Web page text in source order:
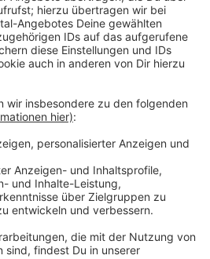
und Singles früher
doch der Megastar steckte
Coronavirus an - weshalb sich
allerdings scheint direkt
wenigen Wochen hatte
15 Millionen Aufrufe auf
hier bei uns im besten Mix an.